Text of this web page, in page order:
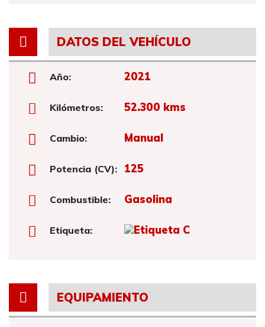
DATOS DEL VEHÍCULO
Año: 2021
Kilómetros: 52.300 kms
Cambio: Manual
Potencia (CV): 125
Combustible: Gasolina
Etiqueta:
EQUIPAMIENTO